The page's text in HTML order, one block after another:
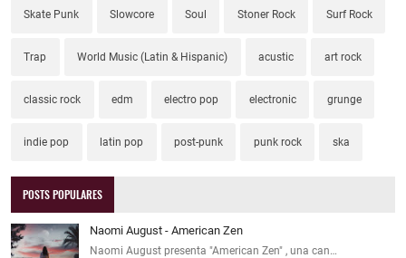
Skate Punk Slowcore Soul Stoner Rock Surf Rock
Trap World Music (Latin & Hispanic) acustic art rock
classic rock edm electro pop electronic grunge
indie pop latin pop post-punk punk rock ska
POSTS POPULARES
Naomi August - American Zen
Naomi August presenta "American Zen" , una can…